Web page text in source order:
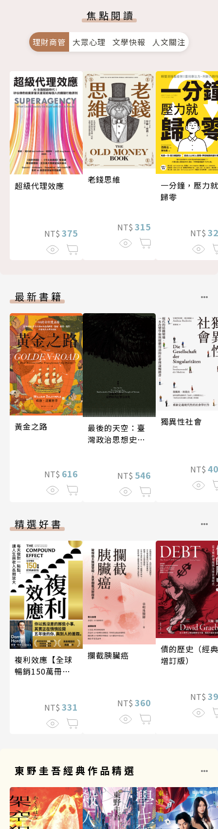
焦點閱讀
理財商管 大眾心理 文學快報 人文關注
超級代理效應
NT$ 375
老錢思維
NT$ 315
一分鐘，壓力就
歸零
NT$
最新書籍
黃金之路
NT$ 616
最後的天空：臺
灣政治思想史研
NT$ 546
獨異性社會
NT$
精選好書
複利效應【全球
暢銷150萬冊・
NT$ 331
攔截胰臟癌
NT$ 360
債的歷史（經典
增訂版）
NT$
東野圭吾經典作品精選